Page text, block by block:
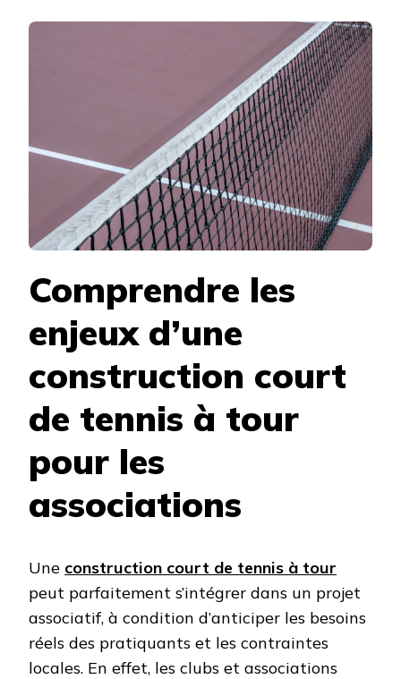
COURT
DE
TENNIS
À
TOUR
EST-
ELLE
AVEC
UN
USAGE
?
Comprendre les
enjeux d’une
construction court
de tennis à tour
pour les
associations
Une construction court de tennis à tour
peut parfaitement s’intégrer dans un projet
associatif, à condition d’anticiper les besoins
réels des pratiquants et les contraintes
locales. En effet, les clubs et associations